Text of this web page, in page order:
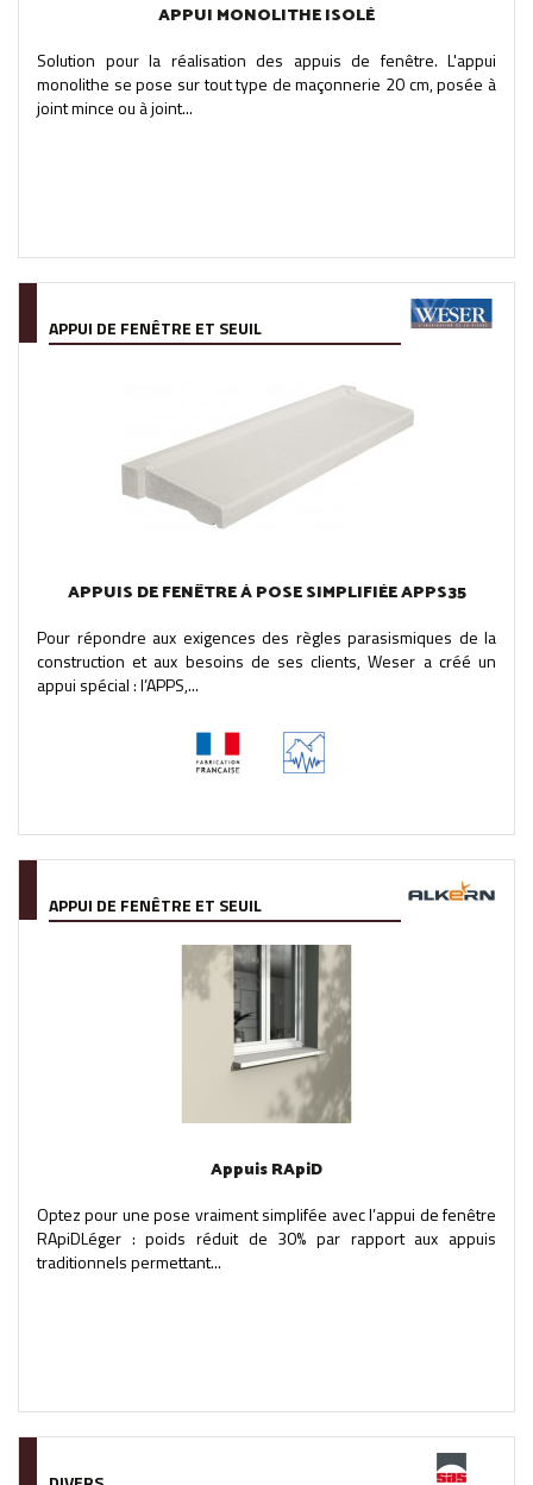
APPUI MONOLITHE ISOLÉ
Solution pour la réalisation des appuis de fenêtre. L'appui
monolithe se pose sur tout type de maçonnerie 20 cm, posée à
joint mince ou à joint...
APPUI DE FENÊTRE ET SEUIL
APPUIS DE FENÊTRE À POSE SIMPLIFIÉE APPS35
Pour répondre aux exigences des règles parasismiques de la
construction et aux besoins de ses clients, Weser a créé un
appui spécial : l’APPS,...
APPUI DE FENÊTRE ET SEUIL
Appuis RApiD
Optez pour une pose vraiment simplifée avec l’appui de fenêtre
RApiDLéger : poids réduit de 30% par rapport aux appuis
traditionnels permettant...